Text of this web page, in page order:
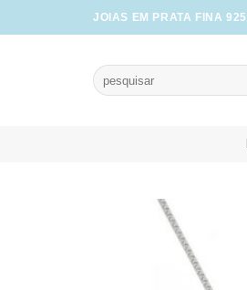
to
JOIAS EM PRATA FINA 925
Pesquisar
por: